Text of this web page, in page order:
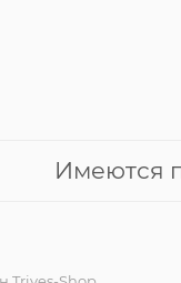
Имеются